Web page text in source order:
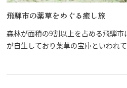
飛騨市の薬草をめぐる癒し旅
森林が面積の9割以上を占める飛騨
が自生しており薬草の宝庫といわれ